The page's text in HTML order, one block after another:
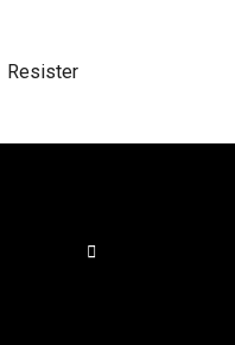
Resister